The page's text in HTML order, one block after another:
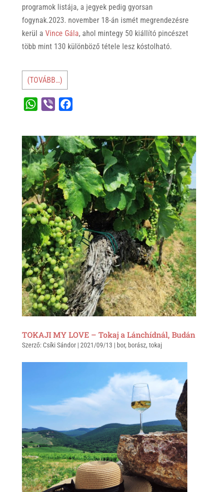
programok listája, a jegyek pedig gyorsan
fogynak.2023. november 18-án ismét megrendezésre
kerül a Vince Gála, ahol mintegy 50 kiállító pincészet
több mint 130 különböző tétele lesz kóstolható.
(TOVÁBB…)
t
s
A
p
p
e
r
e
b
o
o
k
TOKAJI MY LOVE – Tokaj a Lánchídnál, Budán
Szerző: Csíki Sándor|2021/09/13 | bor, borász, tokaj